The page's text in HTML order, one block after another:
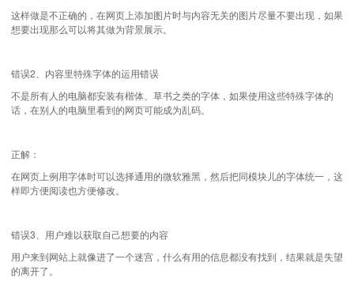
这样做是不正确的，在网页上添加图片时与内容无关的图片尽量不要出现，如果
想要出现那么可以将其做为背景展示。
错误2、内容里特殊字体的运用错误
不是所有人的电脑都安装有楷体、草书之类的字体，如果使用这些特殊字体的
话，在别人的电脑里看到的网页可能成为乱码。
正解：
在网页上例用字体时可以选择通用的微软雅黑，然后把同模块儿的字体统一，这
样即方便阅读也方便修改。
错误3、用户难以获取自己想要的内容
用户来到网站上就像进了一个迷宫，什么有用的信息都没有找到，结果就是失望
的离开了。